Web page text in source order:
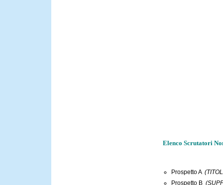
Elenco Scrutatori
Prospetto A
Prospetto B